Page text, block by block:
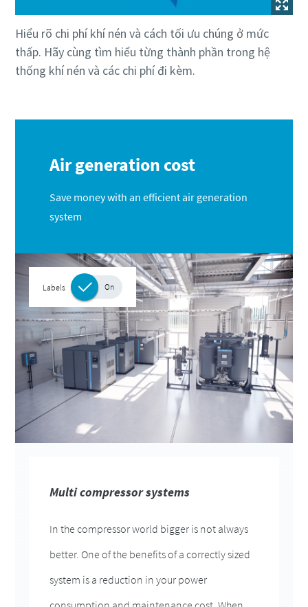
Hiểu rõ chi phí khí nén và cách tối ưu chúng ở mức
thấp. Hãy cùng tìm hiểu từng thành phần trong hệ
thống khí nén và các chi phí đi kèm.